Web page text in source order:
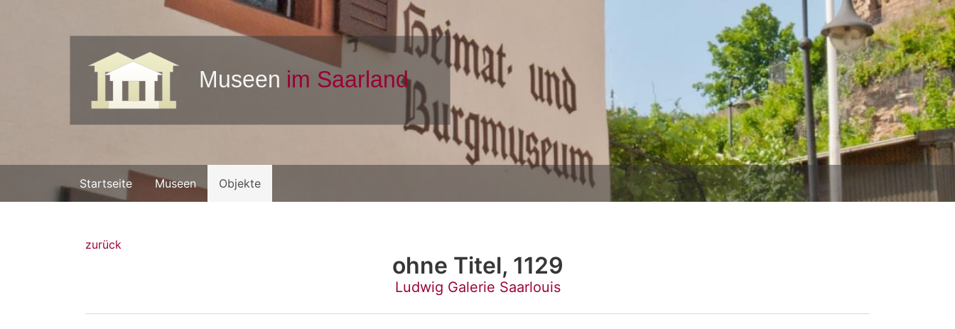
Startseite Museen Objekte
zurück
ohne Titel, 1129
Ludwig Galerie Saarlouis